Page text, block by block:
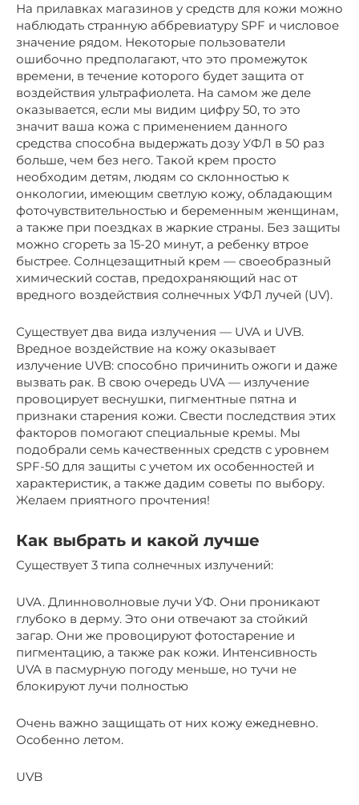
На прилавках магазинов у средств для кожи можно
наблюдать странную аббревиатуру SPF и числовое
значение рядом. Некоторые пользователи
ошибочно предполагают, что это промежуток
времени, в течение которого будет защита от
воздействия ультрафиолета. На самом же деле
оказывается, если мы видим цифру 50, то это
значит ваша кожа с применением данного
средства способна выдержать дозу УФЛ в 50 раз
больше, чем без него. Такой крем просто
необходим детям, людям со склонностью к
онкологии, имеющим светлую кожу, обладающим
фоточувствительностью и беременным женщинам,
а также при поездках в жаркие страны. Без защиты
можно сгореть за 15-20 минут, а ребенку втрое
быстрее. Солнцезащитный крем — своеобразный
химический состав, предохраняющий нас от
вредного воздействия солнечных УФЛ лучей (UV).
Существует два вида излучения — UVA и UVB.
Вредное воздействие на кожу оказывает
излучение UVB: способно причинить ожоги и даже
вызвать рак. В свою очередь UVA — излучение
провоцирует веснушки, пигментные пятна и
признаки старения кожи. Свести последствия этих
факторов помогают специальные кремы. Мы
подобрали семь качественных средств с уровнем
SPF-50 для защиты с учетом их особенностей и
характеристик, а также дадим советы по выбору.
Желаем приятного прочтения!
Как выбрать и какой лучше
Существует 3 типа солнечных излучений:
UVA. Длинноволновые лучи УФ. Они проникают
глубоко в дерму. Это они отвечают за стойкий
загар. Они же провоцируют фотостарение и
пигментацию, а также рак кожи. Интенсивность
UVA в пасмурную погоду меньше, но тучи не
блокируют лучи полностью
Очень важно защищать от них кожу ежедневно.
Особенно летом.
UVB